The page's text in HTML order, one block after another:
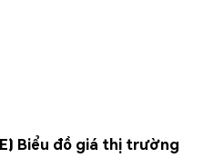
Biểu đồ giá thị trường